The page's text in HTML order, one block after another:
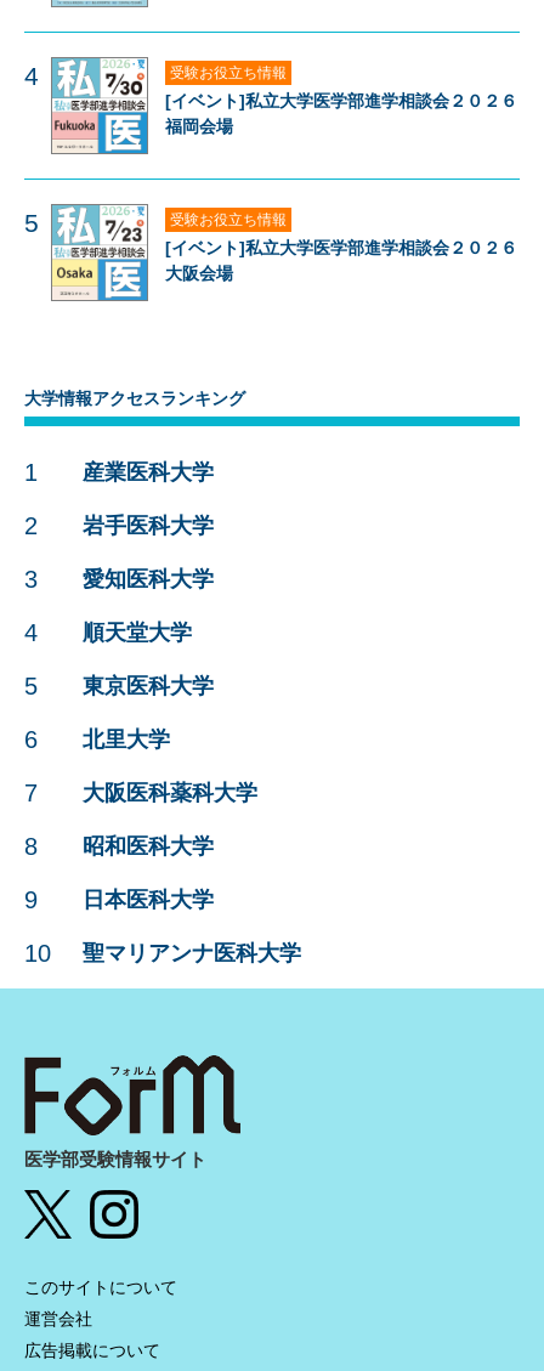
4 受験お役立ち情報
[イベント]私立大学医学部進学相談会２０２６
福岡会場
5 受験お役立ち情報
[イベント]私立大学医学部進学相談会２０２６
大阪会場
大学情報アクセスランキング
1 産業医科大学
2 岩手医科大学
3 愛知医科大学
4 順天堂大学
5 東京医科大学
6 北里大学
7 大阪医科薬科大学
8 昭和医科大学
9 日本医科大学
10 聖マリアンナ医科大学
医学部受験情報サイト
このサイトについて
運営会社
広告掲載について